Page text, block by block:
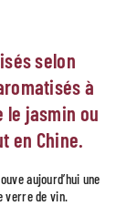
selon
à
le jasmin ou
en Chine.
aujourd’hui une
verre de vin.